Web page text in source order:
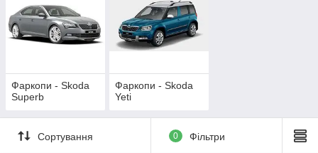
Фаркопи - Skoda
Superb
Фаркопи - Skoda
Yeti
Сортування 0 Фільтри